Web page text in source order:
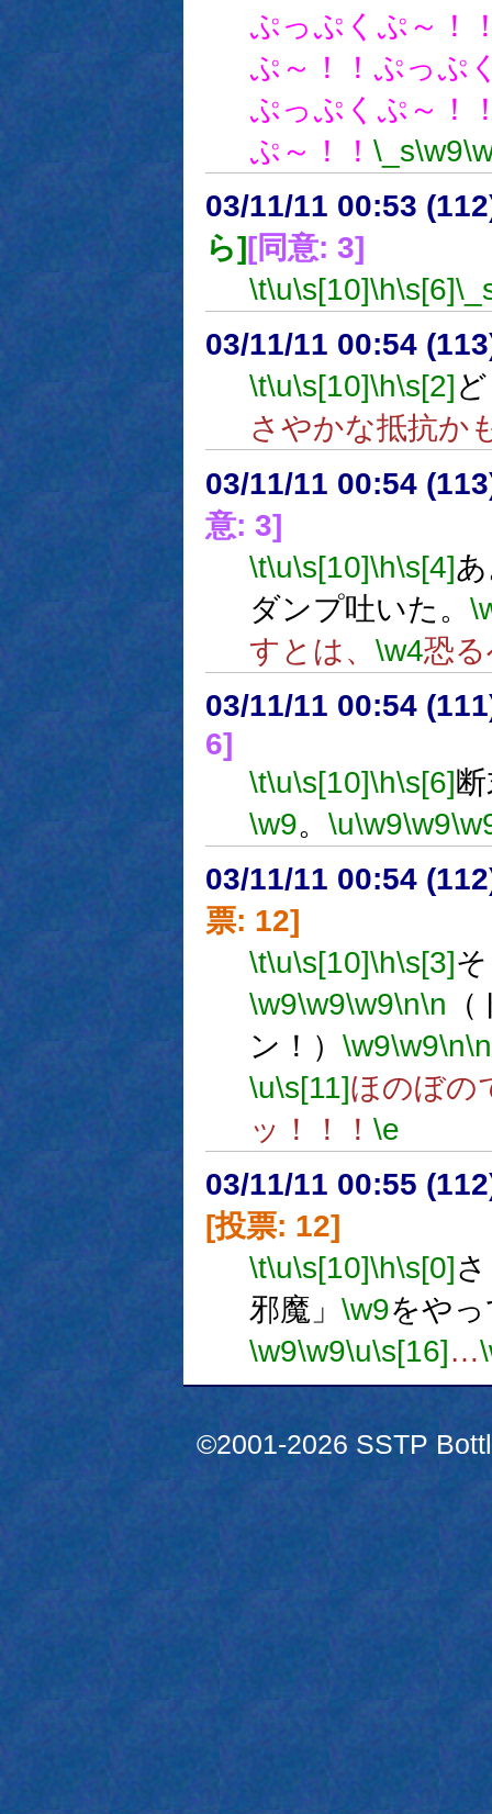
ぷっぷくぷ～！
ぷ～！！ぷっぷ
ぷっぷくぷ～！
ぷ～！！ \_s\w9
03/11/11 00:53
ら][同意: 3]
\t\u\s[10]\h\s[6]
03/11/11 00:54
\t\u\s[10]\h\s[2]
さやかな抵抗か
03/11/11 00:54
意: 3]
\t\u\s[10]\h\s[4]
ダンプ吐いた。
すとは、 \w4恐
03/11/11 00:54
6]
\t\u\s[10]\h\s[6]
\w9。 \u\w9\w9
03/11/11 00:54
票: 12]
\t\u\s[10]\h\s[3]
\w9\w9\w9\n\n
ン！） \w9\w9\n\n
\u\s[11]ほのぼの
ッ！！！ \e
03/11/11 00:55
[投票: 12]
\t\u\s[10]\h\s[0]
邪魔」 \w9をや
\w9\w9\u\s[16]…
©2001-2026 SSTP